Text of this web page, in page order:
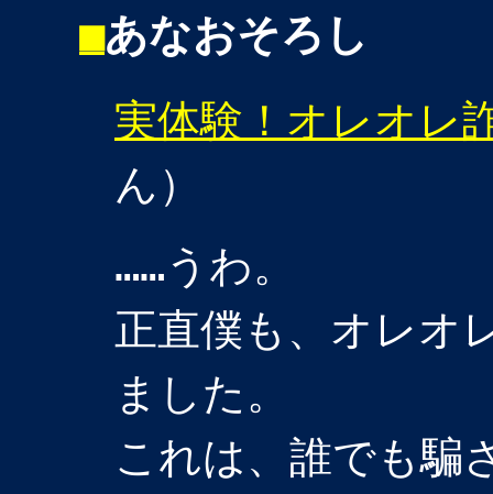
■あなおそろし
実体験！オレオレ
ん）
……うわ。
正直僕も、オレオ
ました。
これは、誰でも騙